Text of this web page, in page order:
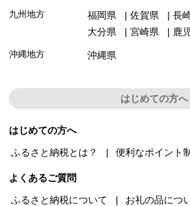
九州地方 福岡県 佐賀県 長
大分県
宮崎県 鹿
沖縄地方 沖縄県
はじめての方へ
はじめての方へ
ふるさと納税とは？
便利なポイント制
よくあるご質問
ふるさと納税について
お礼の品につ